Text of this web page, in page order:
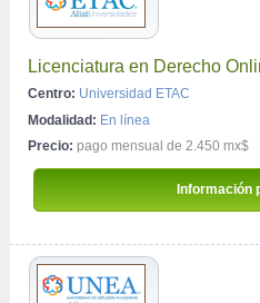
Licenciatura en Derecho
Centro: Universidad ETAC
Modalidad: En línea
Precio: pago mensual de 2.450 mx$
Información